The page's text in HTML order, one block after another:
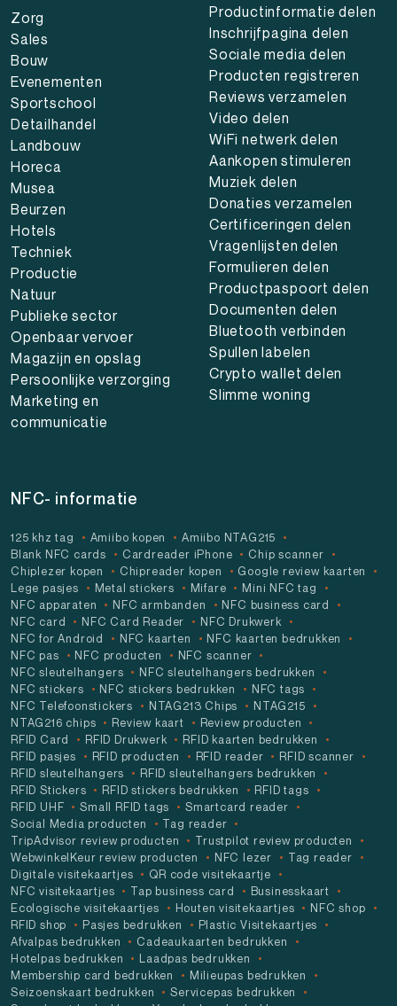
Zorg
Sales
Bouw
Evenementen
Sportschool
Detailhandel
Landbouw
Horeca
Musea
Beurzen
Hotels
Techniek
Productie
Natuur
Publieke sector
Openbaar vervoer
Magazijn en opslag
Persoonlijke verzorging
Marketing en
communicatie
Productinformatie delen
Inschrijfpagina delen
Sociale media delen
Producten registreren
Reviews verzamelen
Video delen
WiFi netwerk delen
Aankopen stimuleren
Muziek delen
Donaties verzamelen
Certificeringen delen
Vragenlijsten delen
Formulieren delen
Productpaspoort delen
Documenten delen
Bluetooth verbinden
Spullen labelen
Crypto wallet delen
Slimme woning
NFC- informatie
125 khz tag Amiibo kopen
Amiibo NTAG215
Blank NFC cards
Cardreader iPhone
Chip scanner
Chiplezer kopen
Chipreader kopen
Google review kaarten
Lege pasjes
Metal stickers Mifare
Mini NFC tag
NFC apparaten
NFC armbanden
NFC business card
NFC card
NFC Card Reader
NFC Drukwerk
NFC for Android
NFC kaarten
NFC kaarten bedrukken
NFC pas
NFC producten
NFC scanner
NFC sleutelhangers
NFC sleutelhangers bedrukken
NFC stickers
NFC stickers bedrukken
NFC tags
NFC Telefoonstickers
NTAG213 Chips
NTAG215
NTAG216 chips
Review kaart
Review producten
RFID Card
RFID Drukwerk
RFID kaarten bedrukken
RFID pasjes
RFID producten RFID reader
RFID scanner
RFID sleutelhangers
RFID sleutelhangers bedrukken
RFID Stickers
RFID stickers bedrukken
RFID tags
RFID UHF
Small RFID tags
Smartcard reader
Social Media producten
Tag reader
TripAdvisor review producten
Trustpilot review producten
WebwinkelKeur review producten
NFC lezer
Tag reader
Digitale visitekaartjes
QR code visitekaartje
NFC visitekaartjes
Tap business card
Businesskaart
Ecologische visitekaartjes
Houten visitekaartjes
NFC shop
RFID shop
Pasjes bedrukken
Plastic Visitekaartjes
Afvalpas bedrukken
Cadeaukaarten bedrukken
Hotelpas bedrukken
Laadpas bedrukken
Membership card bedrukken
Milieupas bedrukken
Seizoenskaart bedrukken
Servicepas bedrukken